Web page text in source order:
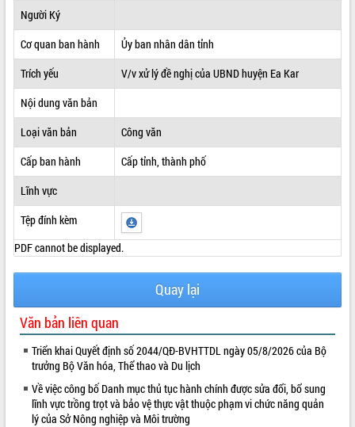
THÔNG TIN CHỈ ĐẠO ĐIỀU HÀNH
HỆ THỐNG VĂN BẢN
VĂN BẢN HĐND TỈNH
ĐIỂM TIN VĂN BẢN
QUY HOẠCH - KẾ HOẠCH
Người Ký
Cơ quan ban hành
Ủy ban nhân dân tỉnh
Trích yếu
V/v xử lý đề nghị của UBND huyện Ea Kar
Nội dung văn bản
Loại văn bản
Công văn
Cấp ban hành
Cấp tỉnh, thành phố
Lĩnh vực
Tệp đính kèm
PDF cannot be displayed.
Quay lại
Văn bản liên quan
Triển khai Quyết định số 2044/QĐ-BVHTTDL ngày 05/8/2026 của Bộ
trưởng Bộ Văn hóa, Thể thao và Du lịch
Về việc công bố Danh mục thủ tục hành chính được sửa đổi, bổ sung
lĩnh vực trồng trọt và bảo vệ thực vật thuộc phạm vi chức năng quản
lý của Sở Nông nghiệp và Môi trường